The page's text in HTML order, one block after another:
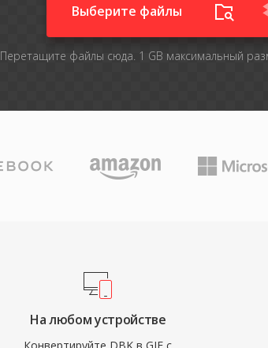
Выберите файлы
Перетащите файлы сюда. 1 GB максимальный
На любом устройстве